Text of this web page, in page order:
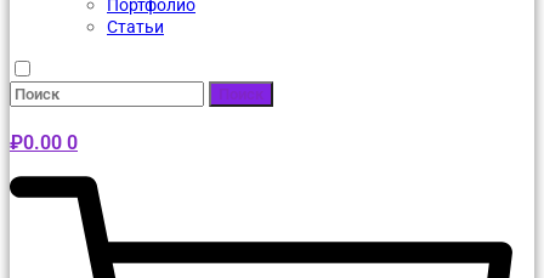
Портфолио
Статьи
Поиск
₽0.00 0